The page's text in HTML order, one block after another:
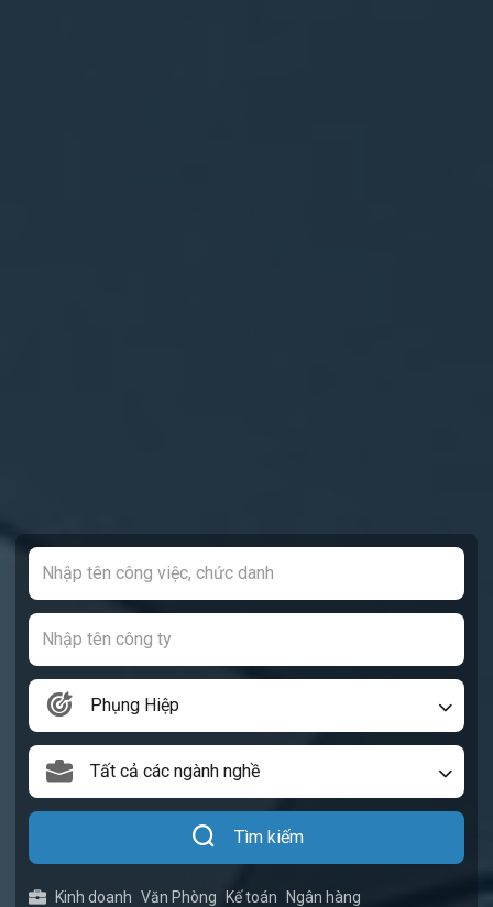
Phụng Hiệp
Tất cả các ngành nghề
Tìm kiếm
Kinh doanh Văn Phòng Kế toán Ngân hàng